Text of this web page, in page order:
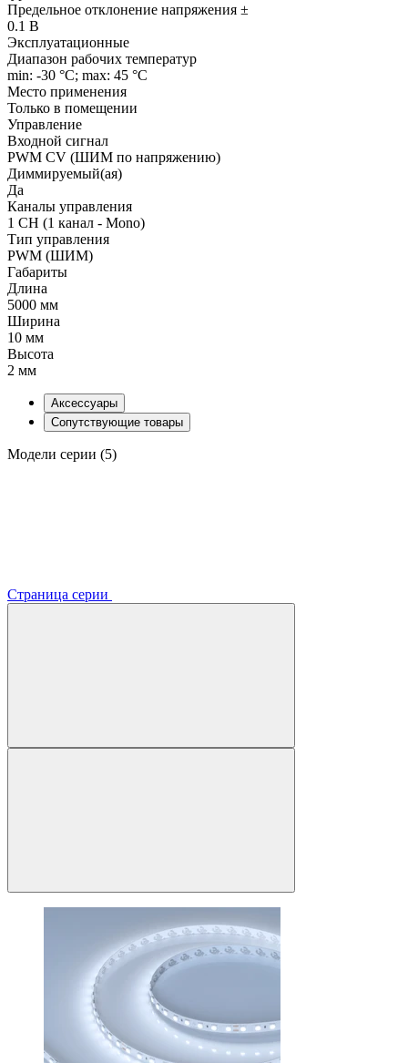
Предельное отклонение напряжения ±
0.1 В
Эксплуатационные
Диапазон рабочих температур
min: -30 °C; max: 45 °C
Место применения
Только в помещении
Управление
Входной сигнал
PWM СV (ШИМ по напряжению)
Диммируемый(ая)
Да
Каналы управления
1 CH (1 канал - Mono)
Тип управления
PWM (ШИМ)
Габариты
Длина
5000 мм
Ширина
10 мм
Высота
2 мм
Аксессуары
Сопутствующие товары
Модели серии (5)
Страница серии